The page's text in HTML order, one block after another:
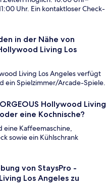
Uhr. Ein kontaktloser Check-
in der Nähe von
Living Los
Living Los Angeles verfügt
ein Spielzimmer/Arcade-Spiele.
Hollywood Living
eine Kochnische?
eine Kaffeemaschine,
sowie ein Kühlschrank
von StaysPro -
Los Angeles zu